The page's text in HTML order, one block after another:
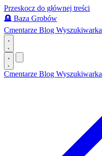
Przeskocz do głównej treści
🪦 Baza Grobów
Cmentarze Blog Wyszukiwarka
Cmentarze Blog Wyszukiwarka